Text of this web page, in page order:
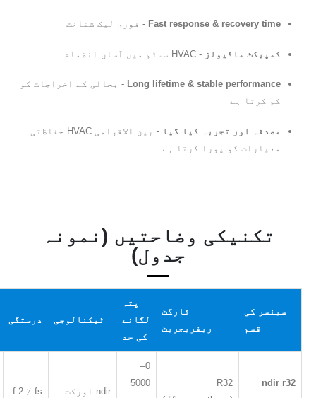
Fast response & recovery time - فوری لیک شناخت
کمپیکٹ ماڈیولز - HVAC سسٹم میں آسان انضمام
Long lifetime & stable performance - بحالی کے اخراجات کو
کم کرتا ہے
مصدقہ اور تجربہ کیا گیا
- بین الاقوامی HVAC حفاظتی
معیارات کو پورا کرتا ہے
تکنیکی وضاحتیں (نمونہ
جدول)
سینسر کی
قسم
ٹارگٹ
ریفریجریٹ
پتہ
لگانے
کی حد
ٹیکنالوجی درستگی
ndir r32
R32
0–
5000
ndir اورکت f 2 ٪ fs